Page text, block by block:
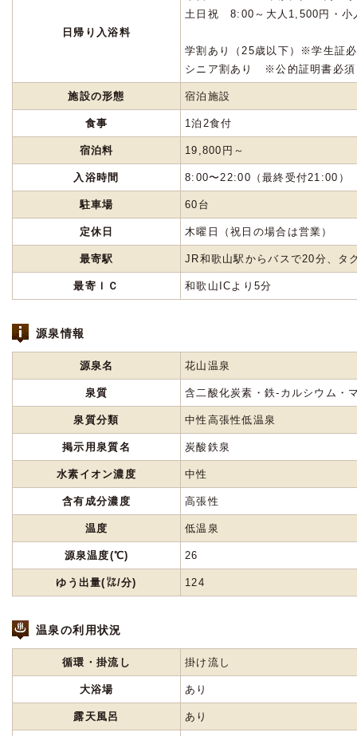
日帰り入浴料
土日祝 8:00～大人1,500円・
学割あり（25歳以下）※学生証
シニア割あり ※公的証明書必須
施設の形態 宿泊施設
食事 1泊2食付
宿泊料 19,800円～
入浴時間 8:00〜22:00（最終受付21:00）
駐車場 60台
定休日 木曜日（祝日の場合は営業）
最寄駅 JR和歌山駅からバスで20分、タ
最寄ＩＣ 和歌山ICより5分
源泉情報
源泉名 花山温泉
泉質 含二酸化炭素・鉄-カルシウム・
泉質分類 中性高張性低温泉
掲示用泉質名 炭酸鉄泉
水素イオン濃度 中性
含有成分濃度 高張性
温度 低温泉
源泉温度(℃) 26
ゆう出量(㍑/分) 124
温泉の利用状況
循環・掛流し 掛け流し
大浴場 あり
露天風呂 あり